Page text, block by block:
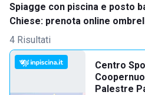
Spiagge con piscina e posto
Chiese: prenota online
4 Risultati
Centro
Palestre